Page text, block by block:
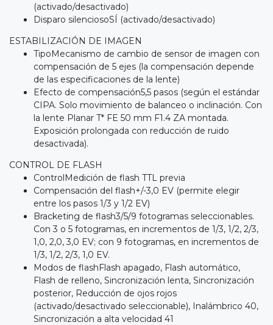
(activado/desactivado)
Disparo silenciosoSÍ (activado/desactivado)
ESTABILIZACIÓN DE IMAGEN
TipoMecanismo de cambio de sensor de imagen con
compensación de 5 ejes (la compensación depende
de las especificaciones de la lente)
Efecto de compensación5,5 pasos (según el estándar
CIPA. Solo movimiento de balanceo o inclinación. Con
la lente Planar T* FE 50 mm F1.4 ZA montada.
Exposición prolongada con reducción de ruido
desactivada).
CONTROL DE FLASH
ControlMedición de flash TTL previa
Compensación del flash+/-3,0 EV (permite elegir
entre los pasos 1/3 y 1/2 EV)
Bracketing de flash3/5/9 fotogramas seleccionables.
Con 3 o 5 fotogramas, en incrementos de 1/3, 1/2, 2/3,
1,0, 2,0, 3,0 EV; con 9 fotogramas, en incrementos de
1/3, 1/2, 2/3, 1,0 EV.
Modos de flashFlash apagado, Flash automático,
Flash de relleno, Sincronización lenta, Sincronización
posterior, Reducción de ojos rojos
(activado/desactivado seleccionable), Inalámbrico 40,
Sincronización a alta velocidad 41